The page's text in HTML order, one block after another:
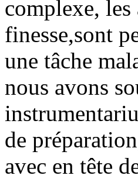
complexe, les
finesse,sont
une tâche
nous avons
de
avec en tête